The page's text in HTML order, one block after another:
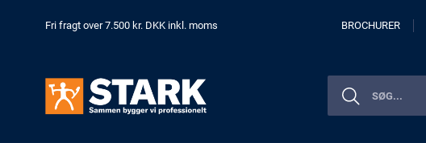
Fri fragt over 7.500 kr. DKK inkl. moms BROCHURER